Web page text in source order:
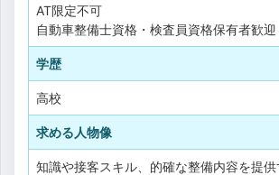
AT限定不可
自動車整備士資格・検査員資格保有者歓迎
学歴
高校
求める人物像
知識や接客スキル、的確な整備内容を提